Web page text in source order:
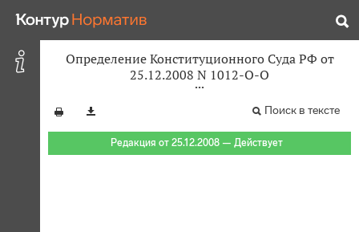
Определение Конституционного Суда РФ от
25.12.2008 N 1012-О-О
Поиск в тексте
Редакция от 25.12.2008 — Действует